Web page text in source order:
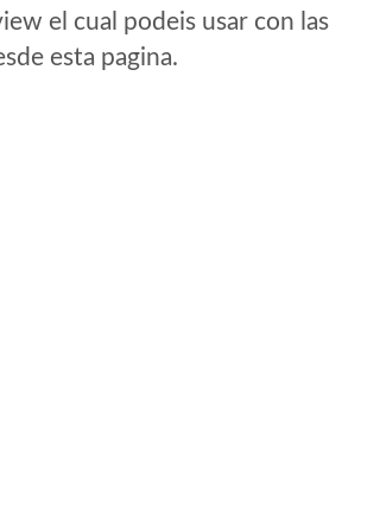
el cual podeis usar con las
esta pagina.